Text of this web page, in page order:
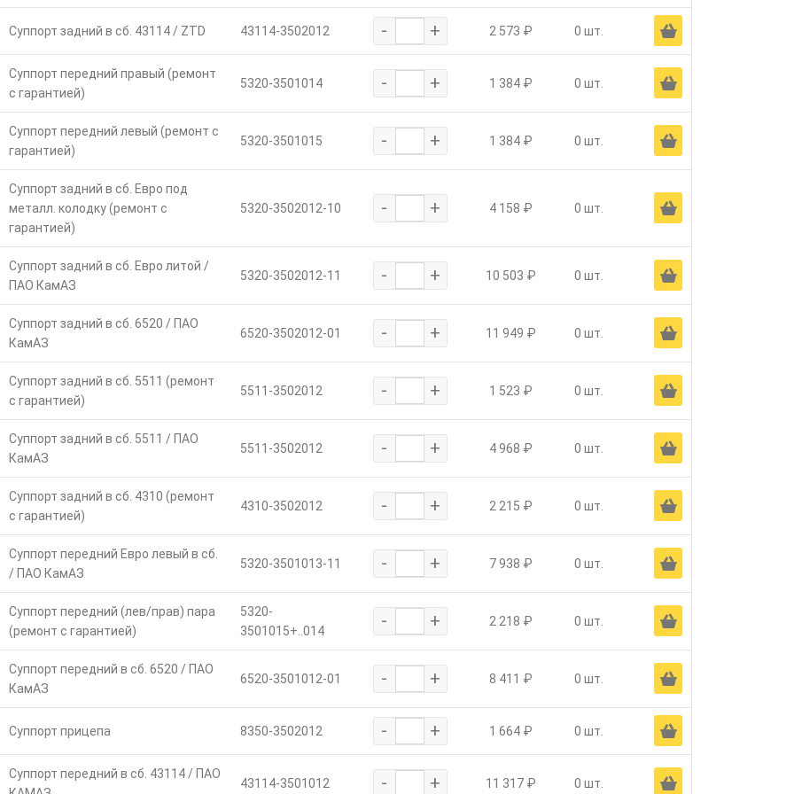
Суппорт задний в сб. 43114 / ZTD 43114-3502012 - + 2 573 ₽ 0 шт. Ä
Суппорт передний правый (ремонт
с гарантией)
5320-3501014 - + 1 384 ₽ 0 шт. Ä
Суппорт передний левый (ремонт с
гарантией)
5320-3501015 - + 1 384 ₽ 0 шт. Ä
Суппорт задний в сб. Евро под
металл. колодку (ремонт с
гарантией)
5320-3502012-10 - + 4 158 ₽ 0 шт. Ä
Суппорт задний в сб. Евро литой /
ПАО КамАЗ
5320-3502012-11 - + 10 503 ₽ 0 шт. Ä
Суппорт задний в сб. 6520 / ПАО
КамАЗ
6520-3502012-01 - + 11 949 ₽ 0 шт. Ä
Суппорт задний в сб. 5511 (ремонт
с гарантией)
5511-3502012 - + 1 523 ₽ 0 шт. Ä
Суппорт задний в сб. 5511 / ПАО
КамАЗ
5511-3502012 - + 4 968 ₽ 0 шт. Ä
Суппорт задний в сб. 4310 (ремонт
с гарантией)
4310-3502012 - + 2 215 ₽ 0 шт. Ä
Суппорт передний Евро левый в сб.
/ ПАО КамАЗ
5320-3501013-11 - + 7 938 ₽ 0 шт. Ä
Суппорт передний (лев/прав) пара
(ремонт с гарантией)
5320-
3501015+..014
- + 2 218 ₽ 0 шт. Ä
Суппорт передний в сб. 6520 / ПАО
КамАЗ
6520-3501012-01 - + 8 411 ₽ 0 шт. Ä
Суппорт прицепа 8350-3502012 - + 1 664 ₽ 0 шт. Ä
Суппорт передний в сб. 43114 / ПАО
43114-3501012 - + 11 317 ₽ 0 шт. Ä